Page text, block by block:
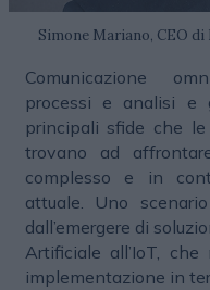
Simone Mariano, CEO
Comunicazione
processi e analisi
principali sfide che
trovano ad
complesso e in
attuale. Uno
dall’emergere di
Artificiale all’IoT,
implementazione in